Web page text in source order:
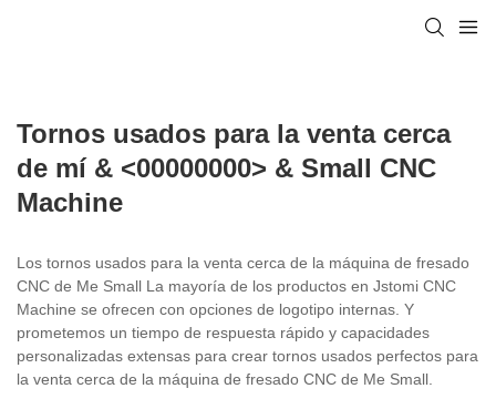
Tornos usados ​​para la venta cerca
de mí & <00000000> & Small CNC
Machine
Los tornos usados ​​para la venta cerca de la máquina de fresado
CNC de Me Small La mayoría de los productos en Jstomi CNC
Machine se ofrecen con opciones de logotipo internas. Y
prometemos un tiempo de respuesta rápido y capacidades
personalizadas extensas para crear tornos usados ​​perfectos para
la venta cerca de la máquina de fresado CNC de Me Small.